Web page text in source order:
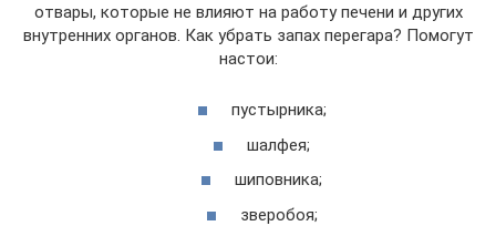
отвары, которые не влияют на работу печени и других
внутренних органов. Как убрать запах перегара? Помогут
настои:
пустырника;
шалфея;
шиповника;
зверобоя;